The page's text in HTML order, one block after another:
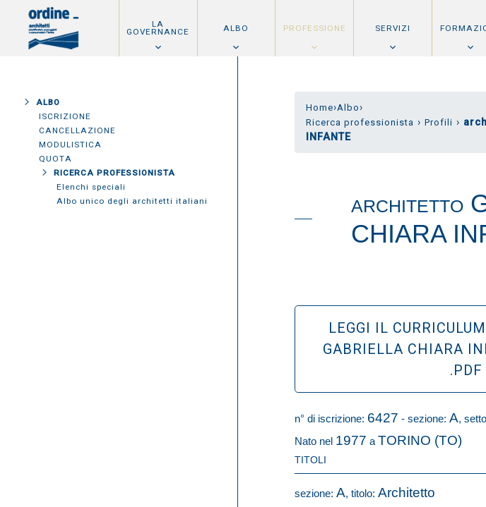
LA
GOVERNANCE ALBO PROFESSIONE SERVIZI
ALBO
ISCRIZIONE
CANCELLAZIONE
MODULISTICA
QUOTA
RICERCA PROFESSIONISTA
Elenchi speciali
Albo unico degli architetti italiani
Home›Albo›
Ricerca professionista › Profili ›
INFANTE
ARCHITETTO
CHIARA
LEGGI IL
GABRIELLA CHIARA
.PDF
n° di iscrizione: 6427 - sezione: A,
Nato nel 1977 a TORINO (TO)
TITOLI
sezione: A, titolo: Architetto